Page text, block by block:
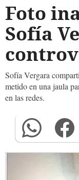
Foto
Sofía
Sofía Vergara
metido en una jaula
en las redes.